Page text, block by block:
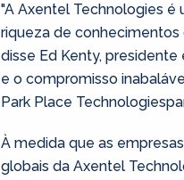
"A Axentel Technologies é
riqueza de
disse Ed Kenty,
e o compromisso
Park Place
À medida que as
globais da Axentel